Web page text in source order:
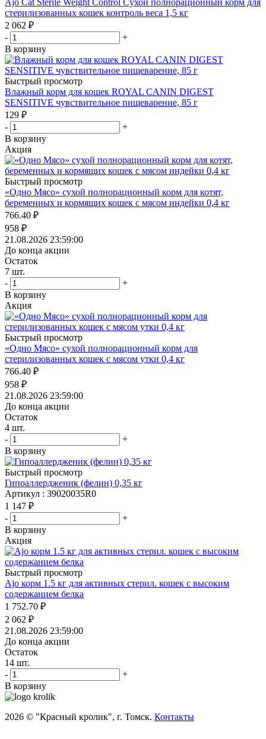
Ajo Cat Sterile Weight Control Сухой полнорационный корм для
стерилизованных кошек контроль веса 1,5 кг
2 062 ₽
-
+
В корзину
Быстрый просмотр
Влажный корм для кошек ROYAL CANIN DIGEST
SENSITIVE чувствительное пищеварение, 85 г
129 ₽
-
+
В корзину
Акция
Быстрый просмотр
«Одно Мясо» сухой полнорационный корм для котят,
беременных и кормящих кошек с мясом индейки 0,4 кг
766.40 ₽
958 ₽
21.08.2026 23:59:00
До конца акции
Остаток
7 шт.
-
+
В корзину
Акция
Быстрый просмотр
«Одно Мясо» сухой полнорационный корм для
стерилизованных кошек с мясом утки 0,4 кг
766.40 ₽
958 ₽
21.08.2026 23:59:00
До конца акции
Остаток
4 шт.
-
+
В корзину
Быстрый просмотр
Гипоаллердженик (фелин) 0,35 кг
Артикул : 39020035R0
1 147 ₽
-
+
В корзину
Акция
Быстрый просмотр
Ajo корм 1.5 кг для активных стерил. кошек с высоким
содержанием белка
1 752.70 ₽
2 062 ₽
21.08.2026 23:59:00
До конца акции
Остаток
14 шт.
-
+
В корзину
2026 © "Красный кролик", г. Томск. Контакты